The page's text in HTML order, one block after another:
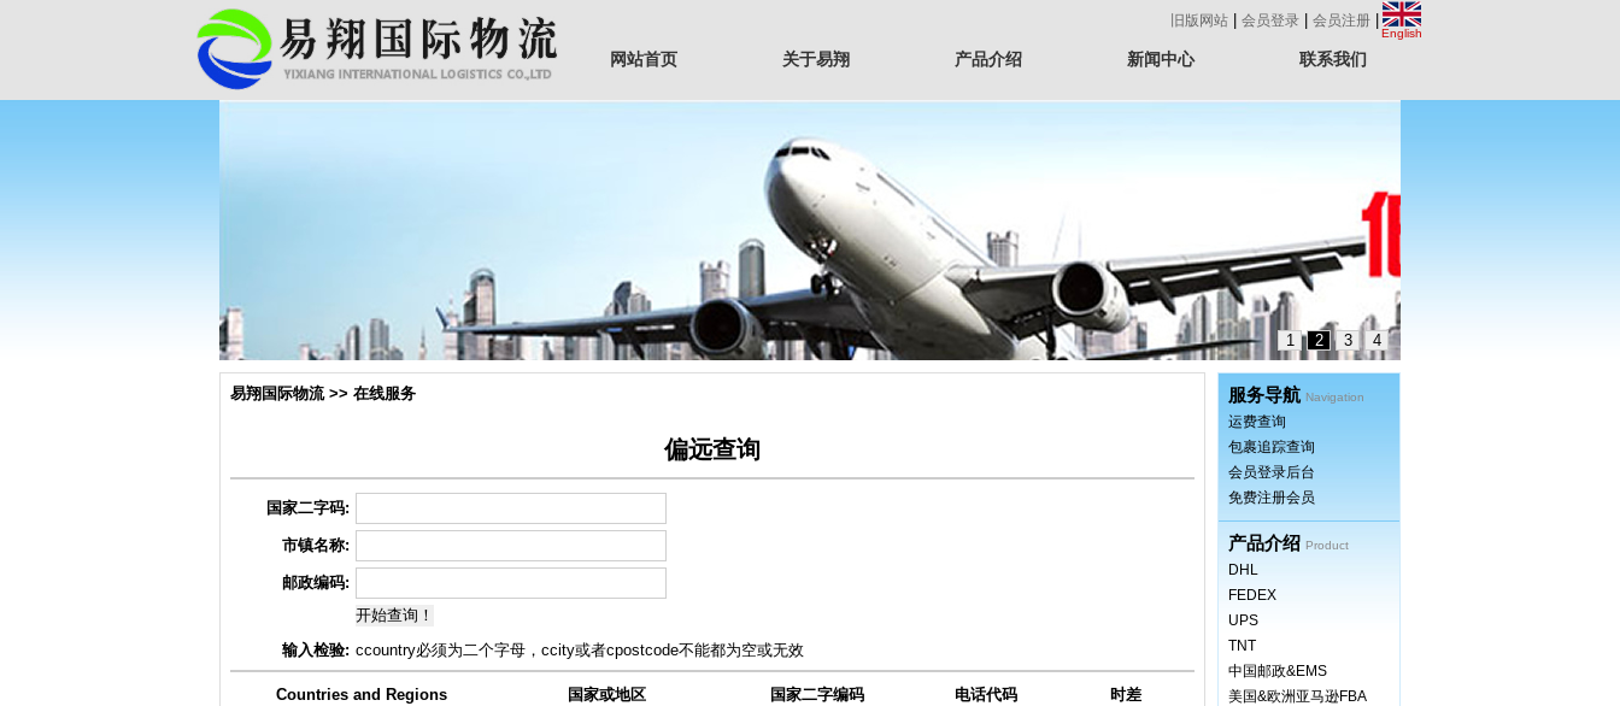
旧版网站| 会员登录| 会员注册|
English
网站首页 关于易翔 产品介绍 新闻中心 联系我们
1 2 3 4
易翔国际物流 >> 在线服务
偏远查询
国家二字码:
市镇名称:
邮政编码:
开始查询！
输入检验: ccountry必须为二个字母，ccity或者cpostcode不能都为空或无效
Countries and Regions 国家或地区 国家二字编码 电话代码
时差
服务导航 Navigation
运费查询
包裹追踪查询
会员登录后台
免费注册会员
产品介绍 Product
DHL
FEDEX
UPS
TNT
中国邮政&EMS
美国&欧洲亚马逊FBA